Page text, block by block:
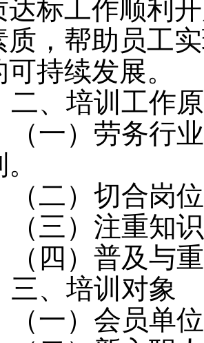
达标工作顺利
质，帮助员工
可持续发展。
二、培训工作
（一）劳务行
（二）切合岗
（三）注重知
（四）普及与
三、培训对象
（一）会员单